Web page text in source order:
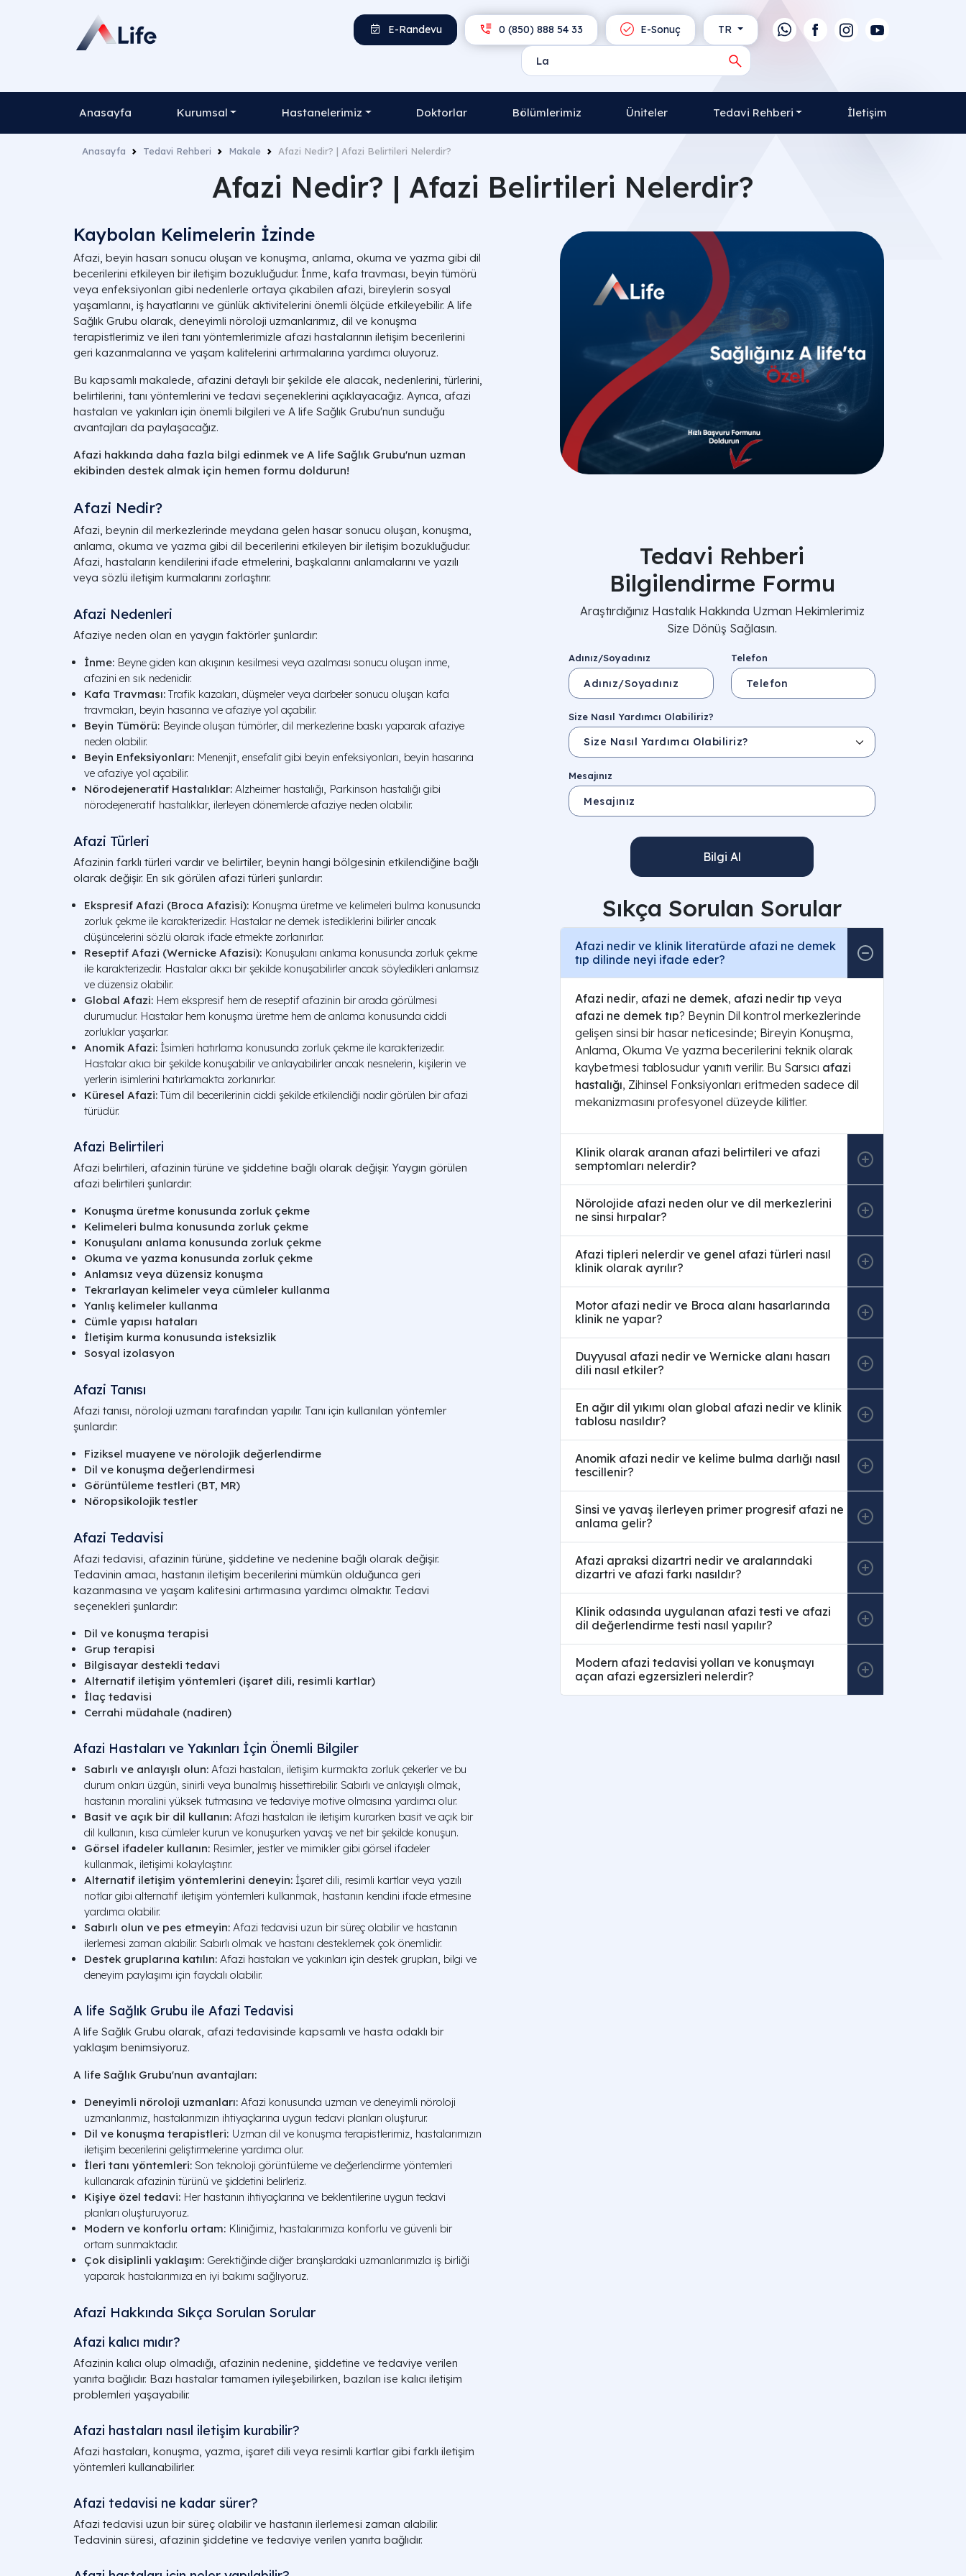
TR
E-Sonuç
0 (850) 888 54 33
E-Randevu
Anasayfa Kurumsal Hastanelerimiz Doktorlar Bölümlerimiz Üniteler Tedavi Rehberi İletişim
Anasayfa Tedavi Rehberi Makale Afazi Nedir? | Afazi Belirtileri Nelerdir?
Afazi Nedir? | Afazi Belirtileri Nelerdir?
Kaybolan Kelimelerin İzinde
Afazi, beyin hasarı sonucu oluşan ve konuşma, anlama, okuma ve yazma gibi dil
becerilerini etkileyen bir iletişim bozukluğudur. İnme, kafa travması, beyin tümörü
veya enfeksiyonları gibi nedenlerle ortaya çıkabilen afazi, bireylerin sosyal
yaşamlarını, iş hayatlarını ve günlük aktivitelerini önemli ölçüde etkileyebilir. A life
Sağlık Grubu olarak, deneyimli nöroloji uzmanlarımız, dil ve konuşma
terapistlerimiz ve ileri tanı yöntemlerimizle afazi hastalarının iletişim becerilerini
geri kazanmalarına ve yaşam kalitelerini artırmalarına yardımcı oluyoruz.
Bu kapsamlı makalede, afazini detaylı bir şekilde ele alacak, nedenlerini, türlerini,
belirtilerini, tanı yöntemlerini ve tedavi seçeneklerini açıklayacağız. Ayrıca, afazi
hastaları ve yakınları için önemli bilgileri ve A life Sağlık Grubu'nun sunduğu
avantajları da paylaşacağız.
Afazi hakkında daha fazla bilgi edinmek ve A life Sağlık Grubu'nun uzman
ekibinden destek almak için hemen formu doldurun!
Afazi Nedir?
Afazi, beynin dil merkezlerinde meydana gelen hasar sonucu oluşan, konuşma,
anlama, okuma ve yazma gibi dil becerilerini etkileyen bir iletişim bozukluğudur.
Afazi, hastaların kendilerini ifade etmelerini, başkalarını anlamalarını ve yazılı
veya sözlü iletişim kurmalarını zorlaştırır.
Afazi Nedenleri
Afaziye neden olan en yaygın faktörler şunlardır:
İnme: Beyne giden kan akışının kesilmesi veya azalması sonucu oluşan inme,
afazini en sık nedenidir.
Kafa Travması: Trafik kazaları, düşmeler veya darbeler sonucu oluşan kafa
travmaları, beyin hasarına ve afaziye yol açabilir.
Beyin Tümörü: Beyinde oluşan tümörler, dil merkezlerine baskı yaparak afaziye
neden olabilir.
Beyin Enfeksiyonları: Menenjit, ensefalit gibi beyin enfeksiyonları, beyin hasarına
ve afaziye yol açabilir.
Nörodejeneratif Hastalıklar: Alzheimer hastalığı, Parkinson hastalığı gibi
nörodejeneratif hastalıklar, ilerleyen dönemlerde afaziye neden olabilir.
Afazi Türleri
Afazinin farklı türleri vardır ve belirtiler, beynin hangi bölgesinin etkilendiğine bağlı
olarak değişir. En sık görülen afazi türleri şunlardır:
Ekspresif Afazi (Broca Afazisi): Konuşma üretme ve kelimeleri bulma konusunda
zorluk çekme ile karakterizedir. Hastalar ne demek istediklerini bilirler ancak
düşüncelerini sözlü olarak ifade etmekte zorlanırlar.
Reseptif Afazi (Wernicke Afazisi): Konuşulanı anlama konusunda zorluk çekme
ile karakterizedir. Hastalar akıcı bir şekilde konuşabilirler ancak söyledikleri anlamsız
ve düzensiz olabilir.
Global Afazi: Hem ekspresif hem de reseptif afazinin bir arada görülmesi
durumudur. Hastalar hem konuşma üretme hem de anlama konusunda ciddi
zorluklar yaşarlar.
Anomik Afazi: İsimleri hatırlama konusunda zorluk çekme ile karakterizedir.
Hastalar akıcı bir şekilde konuşabilir ve anlayabilirler ancak nesnelerin, kişilerin ve
yerlerin isimlerini hatırlamakta zorlanırlar.
Küresel Afazi: Tüm dil becerilerinin ciddi şekilde etkilendiği nadir görülen bir afazi
türüdür.
Afazi Belirtileri
Afazi belirtileri, afazinin türüne ve şiddetine bağlı olarak değişir. Yaygın görülen
afazi belirtileri şunlardır:
Konuşma üretme konusunda zorluk çekme
Kelimeleri bulma konusunda zorluk çekme
Konuşulanı anlama konusunda zorluk çekme
Okuma ve yazma konusunda zorluk çekme
Anlamsız veya düzensiz konuşma
Tekrarlayan kelimeler veya cümleler kullanma
Yanlış kelimeler kullanma
Cümle yapısı hataları
İletişim kurma konusunda isteksizlik
Sosyal izolasyon
Afazi Tanısı
Afazi tanısı, nöroloji uzmanı tarafından yapılır. Tanı için kullanılan yöntemler
şunlardır:
Fiziksel muayene ve nörolojik değerlendirme
Dil ve konuşma değerlendirmesi
Görüntüleme testleri (BT, MR)
Nöropsikolojik testler
Afazi Tedavisi
Afazi tedavisi, afazinin türüne, şiddetine ve nedenine bağlı olarak değişir.
Tedavinin amacı, hastanın iletişim becerilerini mümkün olduğunca geri
kazanmasına ve yaşam kalitesini artırmasına yardımcı olmaktır. Tedavi
seçenekleri şunlardır:
Dil ve konuşma terapisi
Grup terapisi
Bilgisayar destekli tedavi
Alternatif iletişim yöntemleri (işaret dili, resimli kartlar)
İlaç tedavisi
Cerrahi müdahale (nadiren)
Afazi Hastaları ve Yakınları İçin Önemli Bilgiler
Sabırlı ve anlayışlı olun: Afazi hastaları, iletişim kurmakta zorluk çekerler ve bu
durum onları üzgün, sinirli veya bunalmış hissettirebilir. Sabırlı ve anlayışlı olmak,
hastanın moralini yüksek tutmasına ve tedaviye motive olmasına yardımcı olur.
Basit ve açık bir dil kullanın: Afazi hastaları ile iletişim kurarken basit ve açık bir
dil kullanın, kısa cümleler kurun ve konuşurken yavaş ve net bir şekilde konuşun.
Görsel ifadeler kullanın: Resimler, jestler ve mimikler gibi görsel ifadeler
kullanmak, iletişimi kolaylaştırır.
Alternatif iletişim yöntemlerini deneyin: İşaret dili, resimli kartlar veya yazılı
notlar gibi alternatif iletişim yöntemleri kullanmak, hastanın kendini ifade etmesine
yardımcı olabilir.
Sabırlı olun ve pes etmeyin: Afazi tedavisi uzun bir süreç olabilir ve hastanın
ilerlemesi zaman alabilir. Sabırlı olmak ve hastanı desteklemek çok önemlidir.
Destek gruplarına katılın: Afazi hastaları ve yakınları için destek grupları, bilgi ve
deneyim paylaşımı için faydalı olabilir.
A life Sağlık Grubu ile Afazi Tedavisi
A life Sağlık Grubu olarak, afazi tedavisinde kapsamlı ve hasta odaklı bir
yaklaşım benimsiyoruz.
A life Sağlık Grubu'nun avantajları:
Deneyimli nöroloji uzmanları: Afazi konusunda uzman ve deneyimli nöroloji
uzmanlarımız, hastalarımızın ihtiyaçlarına uygun tedavi planları oluşturur.
Dil ve konuşma terapistleri: Uzman dil ve konuşma terapistlerimiz, hastalarımızın
iletişim becerilerini geliştirmelerine yardımcı olur.
İleri tanı yöntemleri: Son teknoloji görüntüleme ve değerlendirme yöntemleri
kullanarak afazinin türünü ve şiddetini belirleriz.
Kişiye özel tedavi: Her hastanın ihtiyaçlarına ve beklentilerine uygun tedavi
planları oluşturuyoruz.
Modern ve konforlu ortam: Kliniğimiz, hastalarımıza konforlu ve güvenli bir
ortam sunmaktadır.
Çok disiplinli yaklaşım: Gerektiğinde diğer branşlardaki uzmanlarımızla iş birliği
yaparak hastalarımıza en iyi bakımı sağlıyoruz.
Afazi Hakkında Sıkça Sorulan Sorular
Afazi kalıcı mıdır?
Afazinin kalıcı olup olmadığı, afazinin nedenine, şiddetine ve tedaviye verilen
yanıta bağlıdır. Bazı hastalar tamamen iyileşebilirken, bazıları ise kalıcı iletişim
problemleri yaşayabilir.
Afazi hastaları nasıl iletişim kurabilir?
Afazi hastaları, konuşma, yazma, işaret dili veya resimli kartlar gibi farklı iletişim
yöntemleri kullanabilirler.
Afazi tedavisi ne kadar sürer?
Afazi tedavisi uzun bir süreç olabilir ve hastanın ilerlemesi zaman alabilir.
Tedavinin süresi, afazinin şiddetine ve tedaviye verilen yanıta bağlıdır.
Tedavi Rehberi
Bilgilendirme Formu
Araştırdığınız Hastalık Hakkında Uzman Hekimlerimiz
Size Dönüş Sağlasın.
Adınız/Soyadınız Telefon
Size Nasıl Yardımcı Olabiliriz?
Mesajınız
Bilgi Al
Sıkça Sorulan Sorular
Afazi nedir ve klinik literatürde afazi ne demek
tıp dilinde neyi ifade eder?
Afazi nedir, afazi ne demek, afazi nedir tıp veya
afazi ne demek tıp? Beynin Dil kontrol merkezlerinde
gelişen sinsi bir hasar neticesinde; Bireyin Konuşma,
Anlama, Okuma Ve yazma becerilerini teknik olarak
kaybetmesi tablosudur yanıtı verilir. Bu Sarsıcı afazi
hastalığı, Zihinsel Fonksiyonları eritmeden sadece dil
mekanizmasını profesyonel düzeyde kilitler.
Klinik olarak aranan afazi belirtileri ve afazi
semptomları nelerdir?
Nörolojide afazi neden olur ve dil merkezlerini
ne sinsi hırpalar?
Afazi tipleri nelerdir ve genel afazi türleri nasıl
klinik olarak ayrılır?
Motor afazi nedir ve Broca alanı hasarlarında
klinik ne yapar?
Duyyusal afazi nedir ve Wernicke alanı hasarı
dili nasıl etkiler?
En ağır dil yıkımı olan global afazi nedir ve klinik
tablosu nasıldır?
Anomik afazi nedir ve kelime bulma darlığı nasıl
tescillenir?
Sinsi ve yavaş ilerleyen primer progresif afazi ne
anlama gelir?
Afazi apraksi dizartri nedir ve aralarındaki
dizartri ve afazi farkı nasıldır?
Klinik odasında uygulanan afazi testi ve afazi
dil değerlendirme testi nasıl yapılır?
Modern afazi tedavisi yolları ve konuşmayı
açan afazi egzersizleri nelerdir?